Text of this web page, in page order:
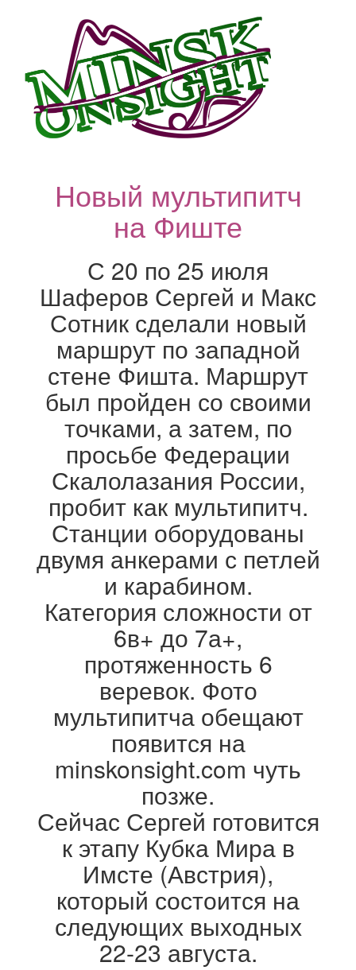
Новый мультипитч
на Фиште
С 20 по 25 июля
Шаферов Сергей и Макс
Сотник сделали новый
маршрут по западной
стене Фишта. Маршрут
был пройден со своими
точками, а затем, по
просьбе Федерации
Скалолазания России,
пробит как мультипитч.
Станции оборудованы
двумя анкерами с петлей
и карабином.
Категория сложности от
6в+ до 7а+,
протяженность 6
веревок. Фото
мультипитча обещают
появится на
minskonsight.com чуть
позже.
Сейчас Сергей готовится
к этапу Кубка Мира в
Имсте (Австрия),
который состоится на
следующих выходных
22-23 августа.